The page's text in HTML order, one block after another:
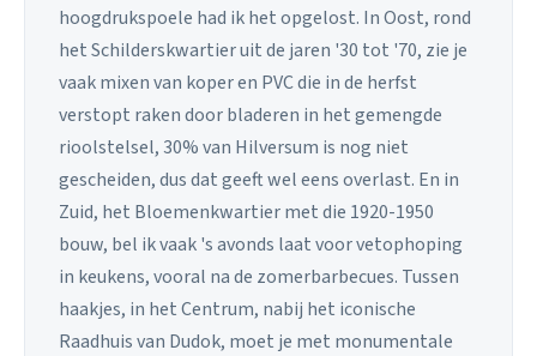
hoogdrukspoele had ik het opgelost. In Oost, rond
het Schilderskwartier uit de jaren '30 tot '70, zie je
vaak mixen van koper en PVC die in de herfst
verstopt raken door bladeren in het gemengde
rioolstelsel, 30% van Hilversum is nog niet
gescheiden, dus dat geeft wel eens overlast. En in
Zuid, het Bloemenkwartier met die 1920-1950
bouw, bel ik vaak 's avonds laat voor vetophoping
in keukens, vooral na de zomerbarbecues. Tussen
haakjes, in het Centrum, nabij het iconische
Raadhuis van Dudok, moet je met monumentale